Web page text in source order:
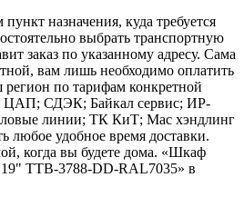
назначения, куда требуется
выбрать транспортную
заказ по указанному адресу. Сама
вам лишь необходимо оплатить
регион по тарифам конкретной
ЦАП; СДЭК; Байкал сервис; ИР-
линии; ТК КиТ; Мас хэндлинг
любое удобное время доставки.
когда вы будете дома. «Шкаф
TTB-3788-DD-RAL7035» в